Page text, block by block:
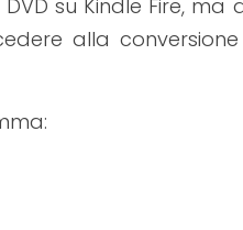
su Kindle Fire,
alla